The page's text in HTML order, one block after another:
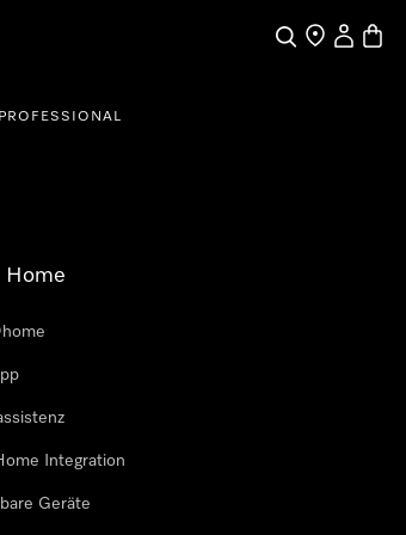
SucheHändlersuche
PROFESSIONAL
Home
Integration
Geräte